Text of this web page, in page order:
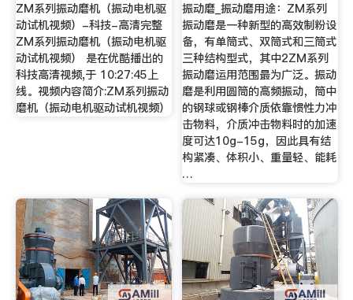
ZM系列振动磨机（振动电机驱
动试机视频）-科技-高清完整
ZM系列振动磨机（振动电机驱
动试机视频） 是在优酷播出的
科技高清视频,于 10:27:45上
线。视频内容简介:ZM系列振动
磨机（振动电机驱动试机视频）
振动磨_振动磨用途：ZM系列
振动磨是一种新型的高效制粉设
备，有单筒式、双筒式和三筒式
三种结构型式，其中2ZM系列
振动磨运用范围最为广泛。振动
磨是利用圆筒的高频振动，筒中
的钢球或钢棒介质依靠惯性力冲
击物料，介质冲击物料时的加速
度可达10g-15g，因此具有结
构紧凑、体积小、重量轻、能耗
…